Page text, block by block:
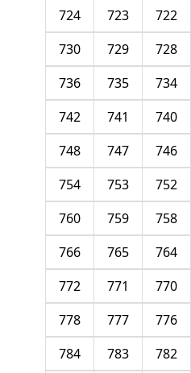
722
723
724
728
729
730
734
735
736
740
741
742
746
747
748
752
753
754
758
759
760
764
765
766
770
771
772
776
777
778
782
783
784